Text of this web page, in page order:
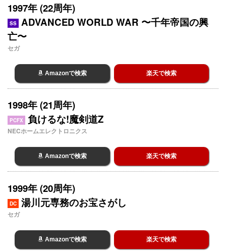
1997年 (22周年)
SS
ADVANCED WORLD WAR 〜千年帝国の興
亡〜
セガ
Amazonで検索 楽天で検索
1998年 (21周年)
PCFX 負けるな!魔剣道Z
NECホームエレクトロニクス
Amazonで検索 楽天で検索
1999年 (20周年)
DC 湯川元専務のお宝さがし
セガ
Amazonで検索 楽天で検索